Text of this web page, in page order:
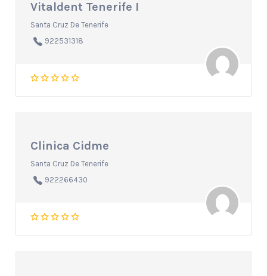
Vitaldent Tenerife I
Santa Cruz De Tenerife
922531318
Clinica Cidme
Santa Cruz De Tenerife
922266430